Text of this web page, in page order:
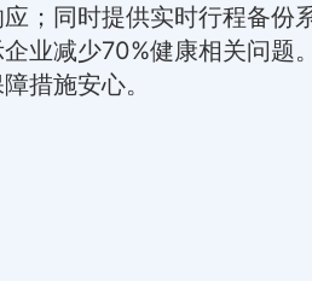
；同时提供实时行程备份
业减少70%健康相关问题
措施安心。